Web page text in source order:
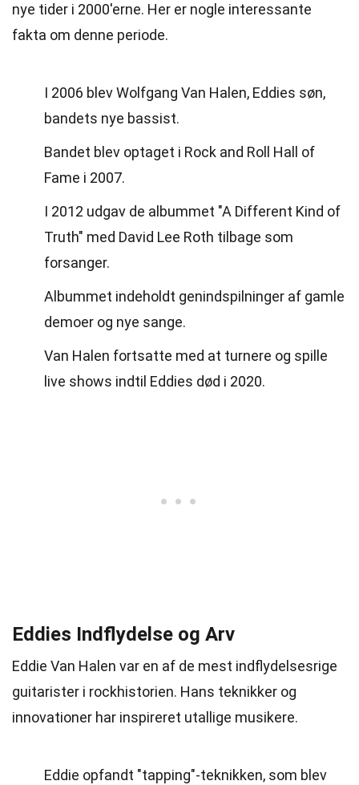
nye tider i 2000'erne. Her er nogle interessante
fakta om denne periode.
I 2006 blev Wolfgang Van Halen, Eddies søn,
bandets nye bassist.
Bandet blev optaget i Rock and Roll Hall of
Fame i 2007.
I 2012 udgav de albummet "A Different Kind of
Truth" med David Lee Roth tilbage som
forsanger.
Albummet indeholdt genindspilninger af gamle
demoer og nye sange.
Van Halen fortsatte med at turnere og spille
live shows indtil Eddies død i 2020.
Eddies Indflydelse og Arv
Eddie Van Halen var en af de mest indflydelsesrige
guitarister i rockhistorien. Hans teknikker og
innovationer har inspireret utallige musikere.
Eddie opfandt "tapping"-teknikken, som blev